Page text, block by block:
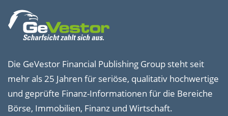
Die GeVestor Financial Publishing Group steht seit
mehr als 25 Jahren für seriöse, qualitativ hochwertige
und geprüfte Finanz-Informationen für die Bereiche
Börse, Immobilien, Finanz und Wirtschaft.